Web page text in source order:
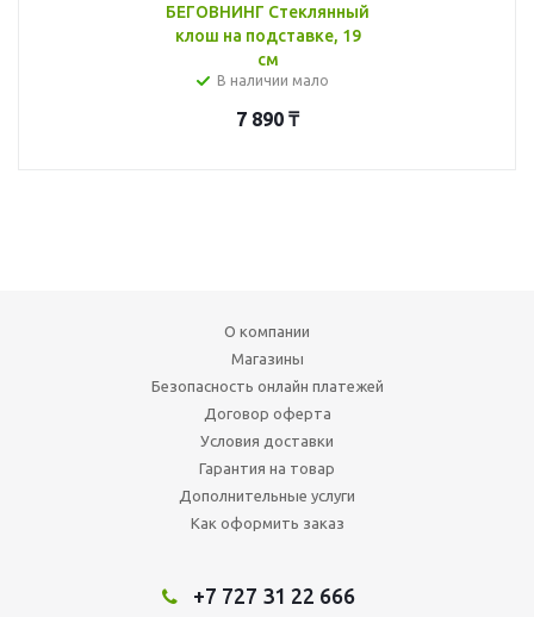
БЕГОВНИНГ Стеклянный
клош на подставке, 19
см
В наличии мало
7 890 ₸
О компании
Магазины
Безопасность онлайн платежей
Договор оферта
Условия доставки
Гарантия на товар
Дополнительные услуги
Как оформить заказ
+7 727 31 22 666